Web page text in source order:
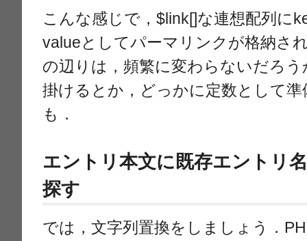
こんな感じで，$link[]な連想配列に
valueとしてパーマリンクが格納さ
の辺りは，頻繁に変わらないだろ
掛けるとか，どっかに定数として
も．
エントリ本文に既存エントリ
探す
では，文字列置換をしましょう．